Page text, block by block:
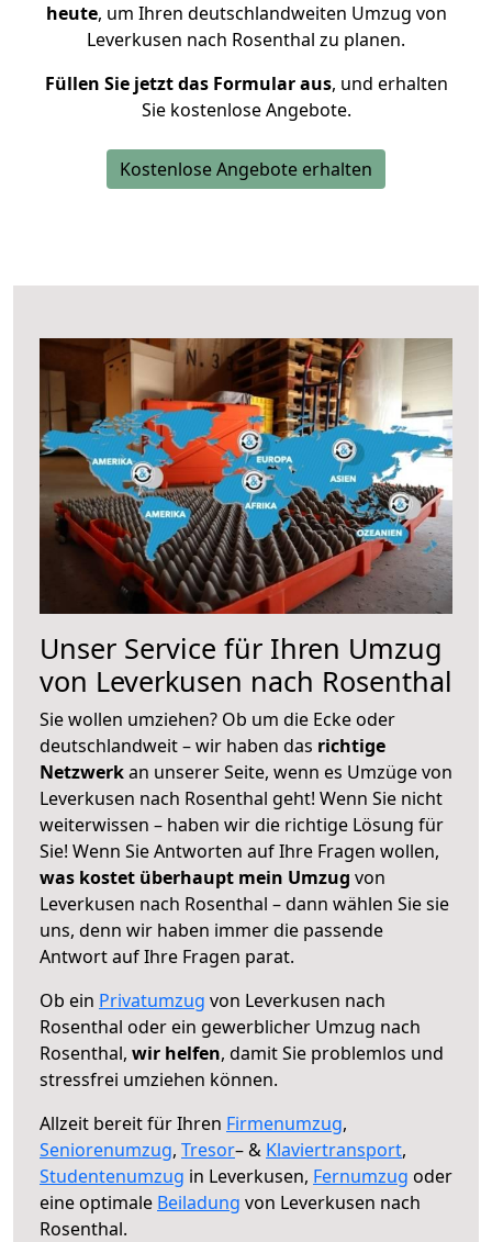
heute, um Ihren deutschlandweiten Umzug von
Leverkusen nach Rosenthal zu planen.
Füllen Sie jetzt das Formular aus, und erhalten
Sie kostenlose Angebote.
Kostenlose Angebote erhalten
Unser Service für Ihren Umzug
von Leverkusen nach Rosenthal
Sie wollen umziehen? Ob um die Ecke oder
deutschlandweit – wir haben das richtige
Netzwerkan unserer Seite, wenn es Umzüge von
Leverkusen nach Rosenthal geht! Wenn Sie nicht
weiterwissen – haben wir die richtige Lösung für
Sie! Wenn Sie Antworten auf Ihre Fragen wollen,
was kostet überhaupt mein Umzug von
Leverkusen nach Rosenthal – dann wählen Sie sie
uns, denn wir haben immer die passende
Antwort auf Ihre Fragen parat.
Ob ein Privatumzug von Leverkusen nach
Rosenthal oder ein gewerblicher Umzug nach
Rosenthal, wir helfen, damit Sie problemlos und
stressfrei umziehen können.
Allzeit bereit für Ihren Firmenumzug,
Seniorenumzug, Tresor– & Klaviertransport,
Studentenumzug in Leverkusen, Fernumzug oder
eine optimale Beiladung von Leverkusen nach
Rosenthal.